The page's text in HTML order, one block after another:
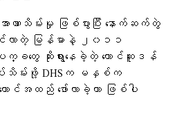
မ်းမှု ဖြစ်ပွားပြီး နောက်ဆက်တွဲ
င်လာတဲ့ မြန်မာနဲ့ ၂၀၁၁
တွေ ဆိုးရွားနေခဲ့တဲ့ တောင်ဆူဒန်
ပ်သိမ်းဖို့ DHSက မနှစ်က
အထည် ဖော်လာခဲ့တာ ဖြစ်ပါ